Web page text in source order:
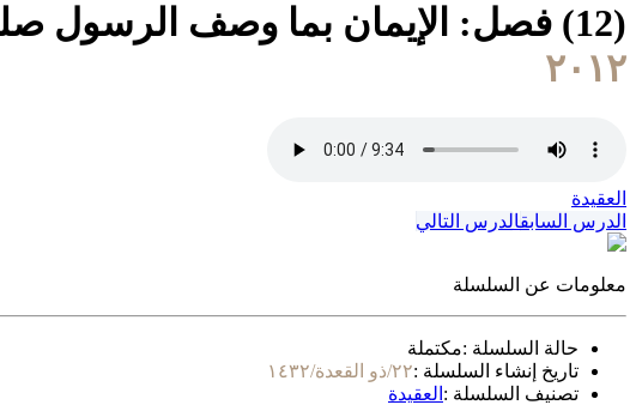
(12) فصل: الإيمان بما وصف الرسول صلى الله عليه وسلم به ربه
٢٠١٢
العقيدة
الدرس السابقالدرس التالي
معلومات عن السلسلة
حالة السلسلة :مكتملة
تاريخ إنشاء السلسلة :٢٢/ذو القعدة/١٤٣٢
تصنيف السلسلة : العقيدة